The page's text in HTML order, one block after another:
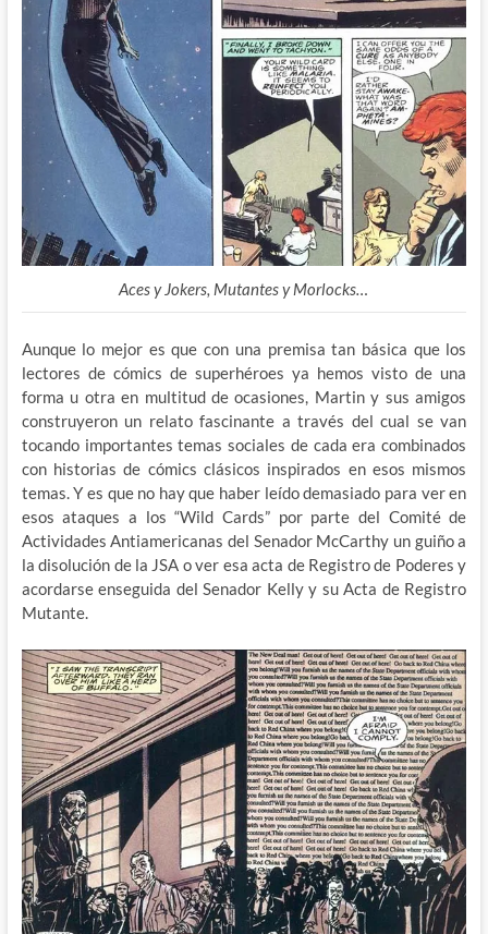
Aces y Jokers, Mutantes y Morlocks…
Aunque lo mejor es que con una premisa tan básica que los
lectores de cómics de superhéroes ya hemos visto de una
forma u otra en multitud de ocasiones, Martin y sus amigos
construyeron un relato fascinante a través del cual se van
tocando importantes temas sociales de cada era combinados
con historias de cómics clásicos inspirados en esos mismos
temas. Y es que no hay que haber leído demasiado para ver en
esos ataques a los “Wild Cards” por parte del Comité de
Actividades Antiamericanas del Senador McCarthy un guiño a
la disolución de la JSA o ver esa acta de Registro de Poderes y
acordarse enseguida del Senador Kelly y su Acta de Registro
Mutante.